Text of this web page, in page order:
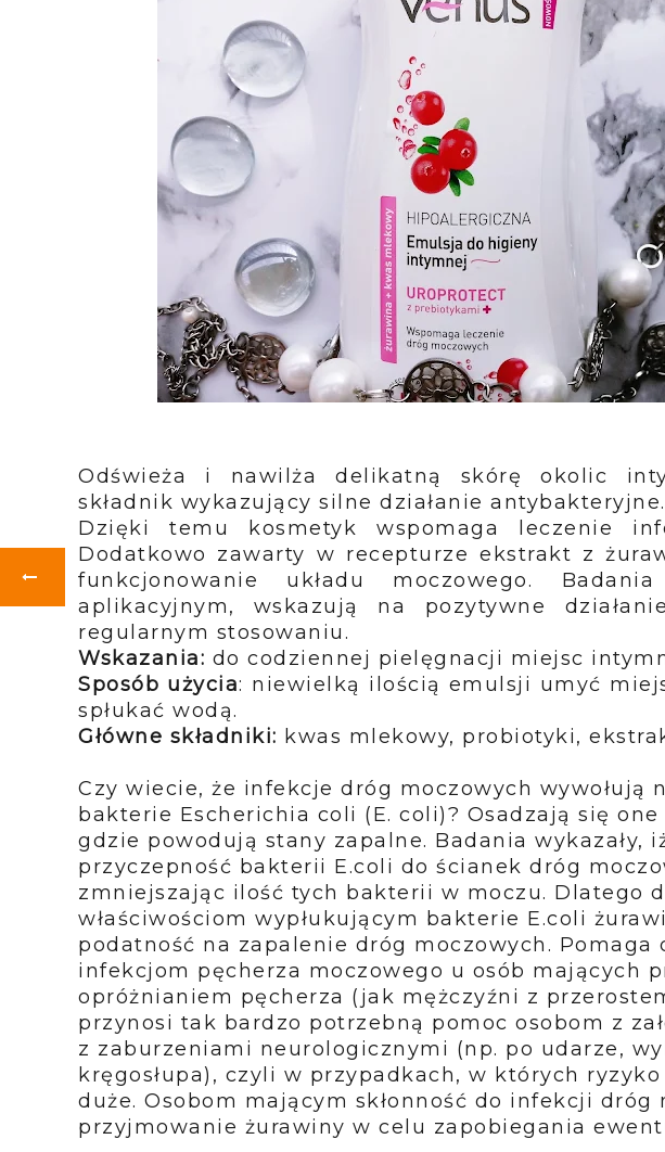
Odświeża i nawilża delikatną skórę okolic
składnik wykazujący silne działanie antybakteryjne.
Dzięki temu kosmetyk wspomaga leczenie
Dodatkowo zawarty w recepturze ekstrakt z
funkcjonowanie układu moczowego.
aplikacyjnym, wskazują na pozytywne
regularnym stosowaniu.
Wskazania: do codziennej pielęgnacji miejsc
Sposób użycia: niewielką ilością emulsji umyć
spłukać wodą.
Główne składniki: kwas mlekowy, probiotyki,
Czy wiecie, że infekcje dróg moczowych wywołują
bakterie Escherichia coli (E. coli)? Osadzają się
gdzie powodują stany zapalne. Badania wykazały,
przyczepność bakterii E.coli do ścianek dróg
zmniejszając ilość tych bakterii w moczu. Dlatego
właściwościom wypłukującym bakterie E.coli
podatność na zapalenie dróg moczowych. Pomaga
infekcjom pęcherza moczowego u osób mających
opróżnianiem pęcherza (jak mężczyźni z
przynosi tak bardzo potrzebną pomoc osobom z
z zaburzeniami neurologicznymi (np. po udarze,
kręgosłupa), czyli w przypadkach, w których
duże. Osobom mającym skłonność do infekcji dróg
przyjmowanie żurawiny w celu zapobiegania